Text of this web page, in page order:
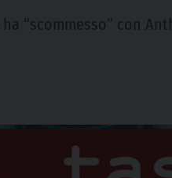
“scommesso” con